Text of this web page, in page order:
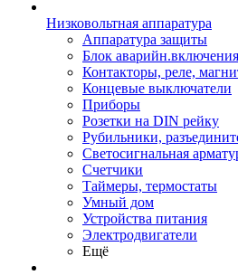
Низковольтная аппаратура
Аппаратура защиты
Блок
Контакторы, реле,
Концевые выключатели
Приборы
Розетки на DIN рейку
Рубильники,
Светосигнальная
Счетчики
Таймеры, термостаты
Умный дом
Устройства питания
Электродвигатели
Ещё